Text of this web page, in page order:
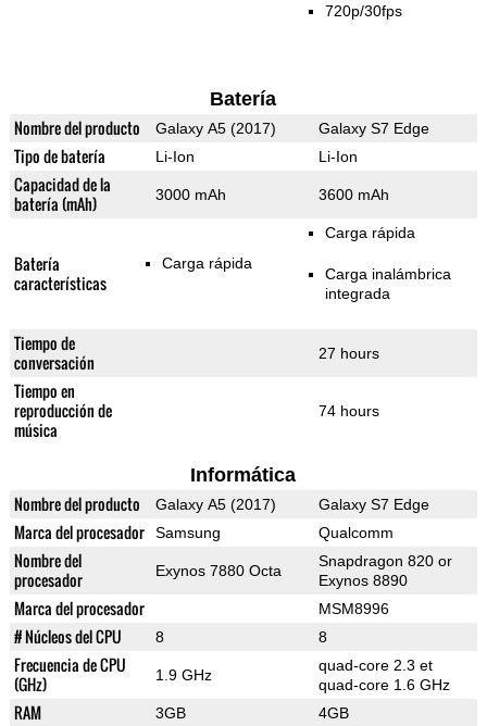
720p/30fps
Batería
Nombre del producto Galaxy A5 (2017) Galaxy S7 Edge
Tipo de batería Li-Ion Li-Ion
Capacidad de la
batería (mAh)
3000 mAh 3600 mAh
Batería
características
Carga rápida
Carga rápida
Carga inalámbrica
integrada
Tiempo de
conversación
27 hours
Tiempo en
reproducción de
música
74 hours
Informática
Nombre del producto Galaxy A5 (2017) Galaxy S7 Edge
Marca del procesador Samsung Qualcomm
Nombre del
procesador
Exynos 7880 Octa
Snapdragon 820 or
Exynos 8890
Marca del procesador MSM8996
# Núcleos del CPU 8 8
Frecuencia de CPU
(GHz)
1.9 GHz
quad-core 2.3 et
quad-core 1.6 GHz
RAM 3GB 4GB